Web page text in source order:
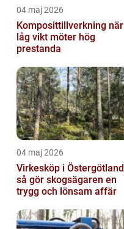
04 maj 2026
Komposittillverkning när
låg vikt möter hög
prestanda
04 maj 2026
Virkesköp i Östergötland
så gör skogsägaren en
trygg och lönsam affär